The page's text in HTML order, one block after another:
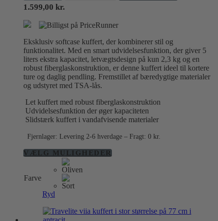
1.599,00 kr.
Eksklusiv softcase kuffert, der kombinerer stil og
funktionalitet. Med en smart udvidelsesfunktion, der giver 5
liters ekstra kapacitet, letvægtsdesign på kun 2,3 kg og en
robust fiberglaskonstruktion, er denne kuffert ideel til kortere
ture og daglig pendling. Fremstillet af bæredygtige materialer
og udstyret med TSA-lås.
Let kuffert med robust fiberglaskonstruktion
Udvidelsesfunktion der øger kapaciteten
Slidstærk kuffert i vandafvisende materialer
Fjernlager: Levering 2-6 hverdage – Fragt: 0 kr.
VÆLG MULIGHEDERDette
vælges
Farve
Ryd